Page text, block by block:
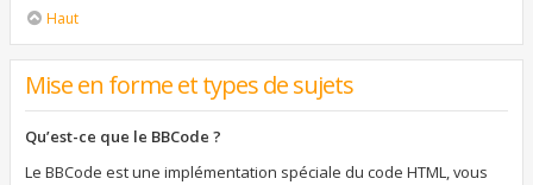
Haut
Mise en forme et types de sujets
Qu’est-ce que le BBCode ?
Le BBCode est une implémentation spéciale du code HTML, vous